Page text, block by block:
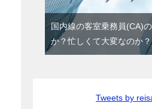
国内線の客室乗務員(CA)
か？忙しくて大変なのか？
Tweets by